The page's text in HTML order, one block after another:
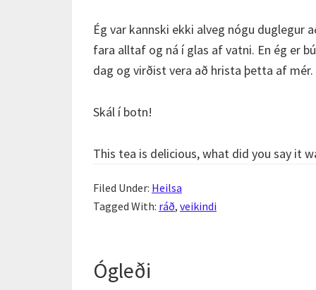
Ég var kannski ekki alveg nógu
fara alltaf og ná í glas af vatni. En ég er
dag og virðist vera að hrista þetta af mér.
Skál í botn!
This tea is delicious, what did you say it
Filed Under: Heilsa
Tagged With: ráð, veikindi
Ógleði